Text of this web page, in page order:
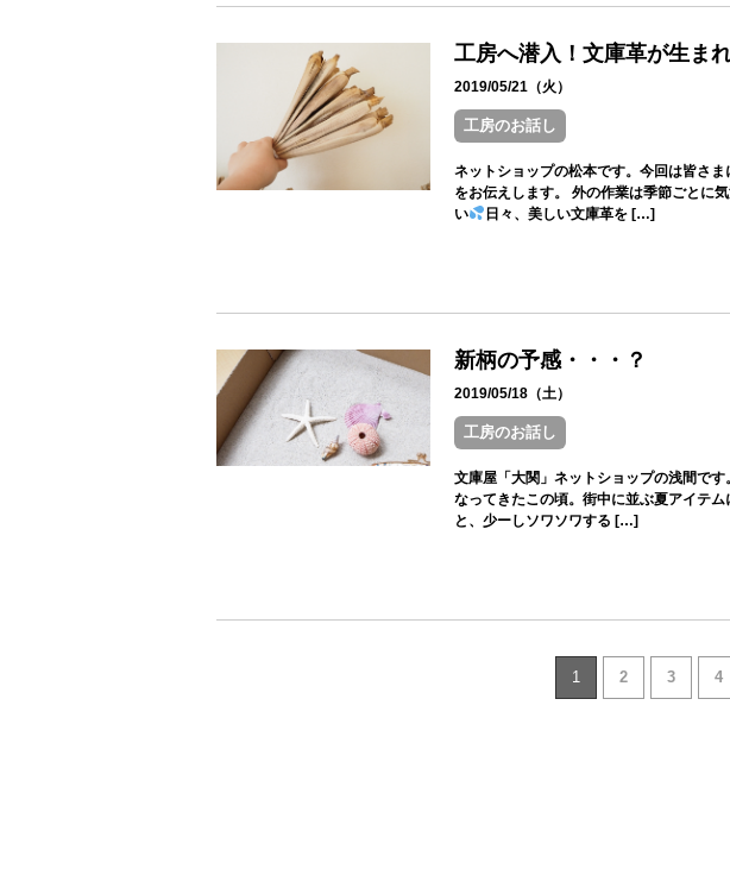
工房へ潜入！文庫革が生ま
2019/05/21（火）
工房のお話し
ネットショップの松本です。今回は皆さ
をお伝えします。 外の作業は季節ごとに
い
日々、美しい文庫革を […]
新柄の予感・・・？
2019/05/18（土）
工房のお話し
文庫屋「大関」ネットショップの浅間で
なってきたこの頃。街中に並ぶ夏アイテ
と、少ーしソワソワする […]
1 2 3 4